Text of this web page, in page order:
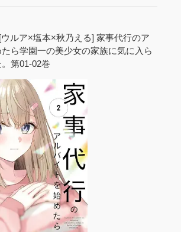
ルア×塩本×秋乃える] 家事代行のア
ら学園一の美少女の家族に気に入ら
第01-02巻